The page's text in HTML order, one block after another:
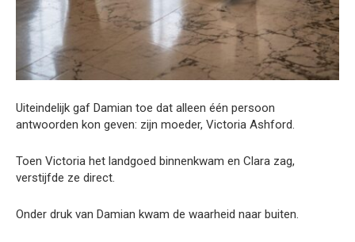
Uiteindelijk gaf Damian toe dat alleen één persoon
antwoorden kon geven: zijn moeder, Victoria Ashford.
Toen Victoria het landgoed binnenkwam en Clara zag,
verstijfde ze direct.
Onder druk van Damian kwam de waarheid naar buiten.